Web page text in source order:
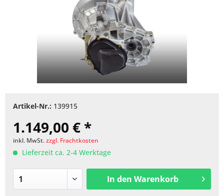
Artikel-Nr.: 139915
1.149,00 € *
inkl. MwSt.zzgl. Frachtkosten
Lieferzeit ca. 2-4 Werktage
In den Warenkorb